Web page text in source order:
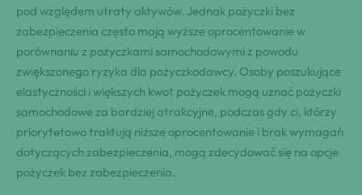
pod względem utraty aktywów. Jednak pożyczki bez
zabezpieczenia często mają wyższe oprocentowanie w
porównaniu z pożyczkami samochodowymi z powodu
zwiększonego ryzyka dla pożyczkodawcy. Osoby poszukujące
elastyczności i większych kwot pożyczek mogą uznać pożyczki
samochodowe za bardziej atrakcyjne, podczas gdy ci, którzy
priorytetowo traktują niższe oprocentowanie i brak wymagań
dotyczących zabezpieczenia, mogą zdecydować się na opcje
pożyczek bez zabezpieczenia.